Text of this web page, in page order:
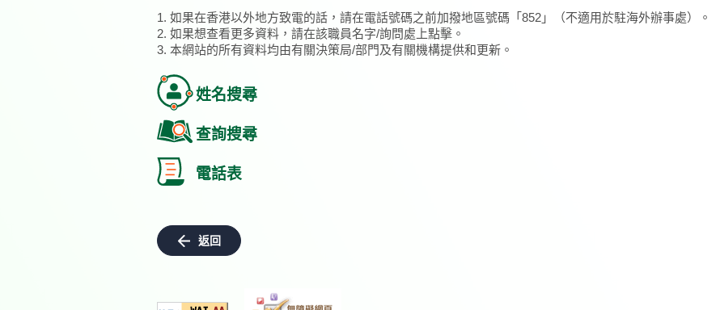
1. 如果在香港以外地方致電的話，請在電話號碼之前加撥地區號碼「852」（不適用於駐海外辦事處）。
2. 如果想查看更多資料，請在該職員名字/詢問處上點擊。
3. 本網站的所有資料均由有關決策局/部門及有關機構提供和更新。
姓名搜尋
查詢搜尋
電話表
返回